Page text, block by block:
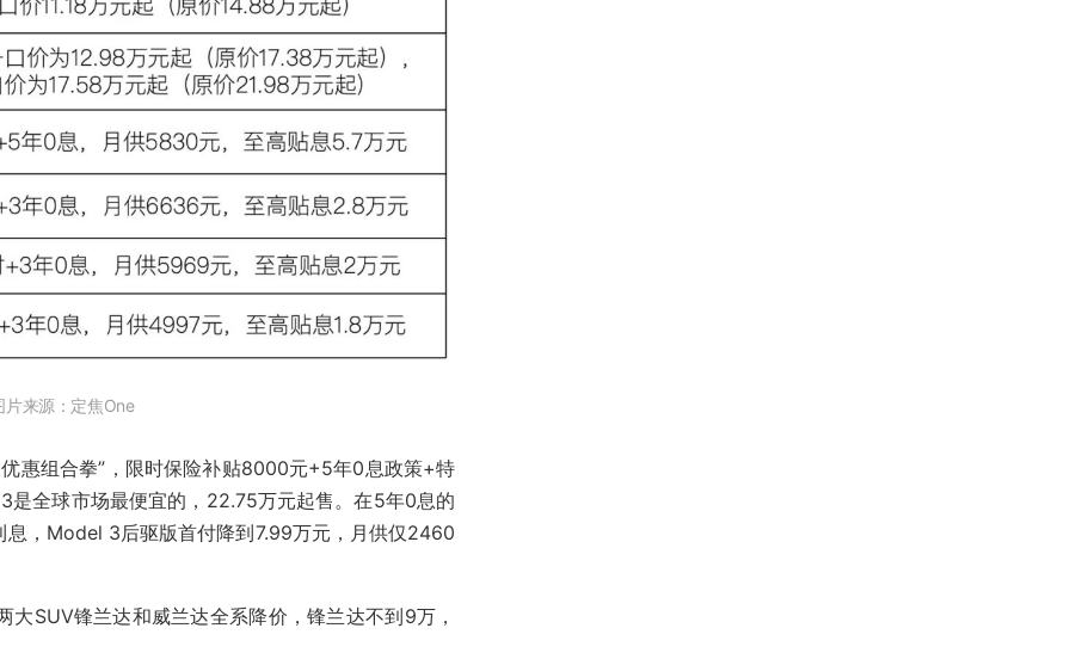
片来源：定焦One
惠组合拳”，限时保险补贴8000元+5年0息政策+特
全球市场最便宜的，22.75万元起售。在5年0息的
，Model 3后驱版首付降到7.99万元，月供仅2460
大SUV锋兰达和威兰达全系降价，锋兰达不到9万，